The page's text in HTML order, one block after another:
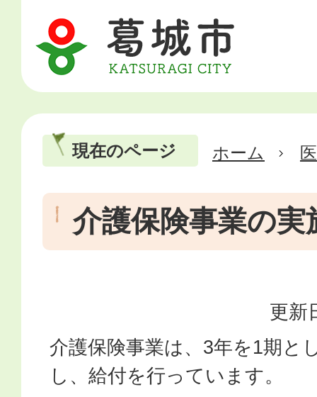
現在のページ ホーム
介護保険事業の実
更新
介護保険事業は、3年を1期と
し、給付を行っています。